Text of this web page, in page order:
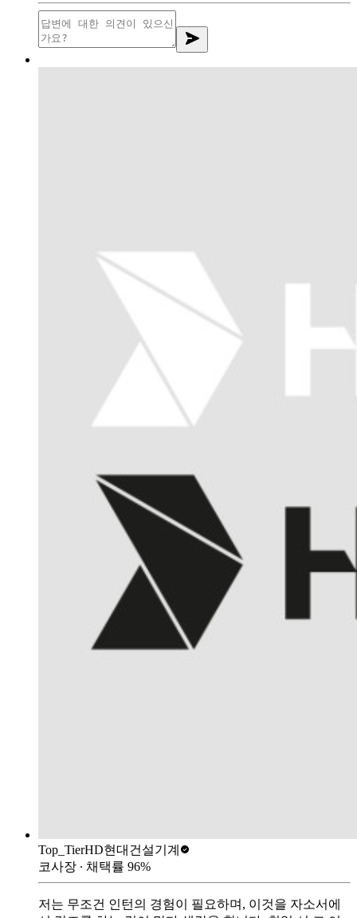
Top_TierHD현대건설기계
코사장 ∙ 채택률 96%
저는 무조건 인턴의 경험이 필요하며, 이것을 자소서에